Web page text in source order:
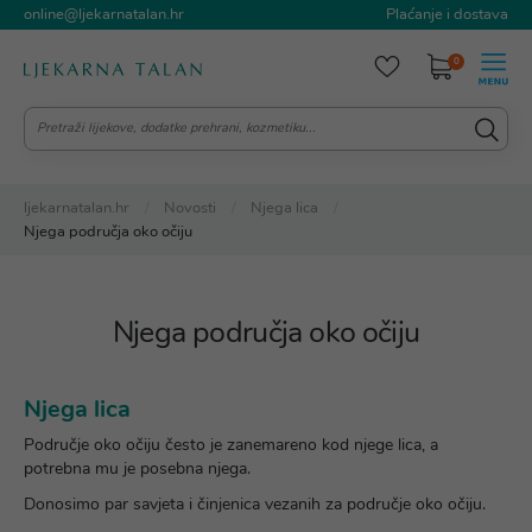
online@ljekarnatalan.hr Plaćanje i dostava
0
ljekarnatalan.hr Novosti
Njega lica
Njega područja oko očiju
Njega područja oko očiju
Njega lica
Područje oko očiju često je zanemareno kod njege lica, a
potrebna mu je posebna njega.
Donosimo par savjeta i činjenica vezanih za područje oko očiju.